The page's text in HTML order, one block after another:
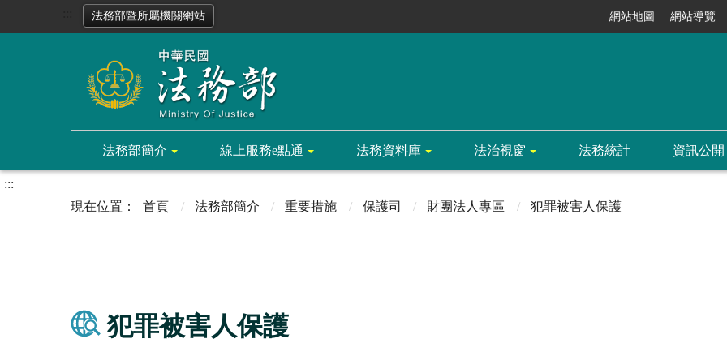
法務部暨所屬機關網站 網站地圖 網站導覽
法務部簡介 線上服務e點通 法務資料庫 法治視窗 法務統計 資訊公開
:::
首頁
法務部簡介 重要措施 保護司 財團法人專區 犯罪被害人保護
犯罪被害人保護